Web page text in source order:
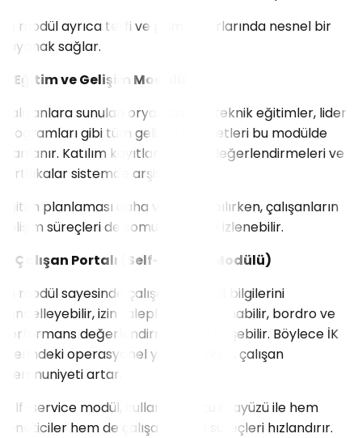
Bu modül ayrıca terfi ve prim kararlarında nesnel bir
dayanak sağlar.
7. Eğitim ve Gelişim Modülü
Çalışanlara sunulan oryantasyon, teknik eğitimler, liderlik
programları gibi tüm gelişim faaliyetleri bu modülde
planlanır. Katılım kayıtları, eğitim değerlendirmeleri ve
sertifikalar sistemde arşivlenebilir.
Eğitim planlaması daha verimli yapılırken, çalışanların
gelişim süreçleri de somut verilerle izlenebilir.
8. Çalışan Portalı (Self-Service Modülü)
Bu modül sayesinde çalışanlar kendi bilgilerini
güncelleyebilir, izin taleplerinde bulunabilir, bordro ve
performans değerlendirmelerine erişebilir. Böylece İK
üzerindeki operasyonel yük azalırken, çalışan
memnuniyeti artar.
Self-service modül, kullanıcı dostu arayüzü ile hem
yöneticiler hem de çalışanlar için süreçleri hızlandırır.